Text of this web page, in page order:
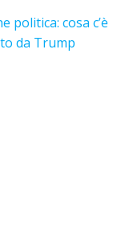
cosa c’è
da Trump